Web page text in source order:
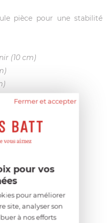
pièce pour une stabilité
(10 cm)
Fermer et accepter
pour vos
pour améliorer
site, analyser son
à nos efforts